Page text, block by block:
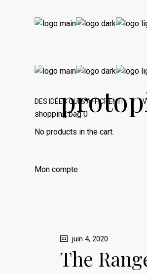
DES IDÉES QUI S’AFFICHENT!
shopping bag0
No products in the cart.
Mon compte
juin 4, 2020
The